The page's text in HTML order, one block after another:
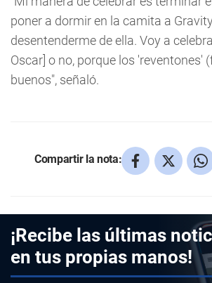
poner a dormir en la camita a
desentenderme de ella. Voy a
Oscar] o no, porque los 'reventones'
buenos", señaló.
Compartir la nota:
¡Recibe las últimas
en tus propias manos!